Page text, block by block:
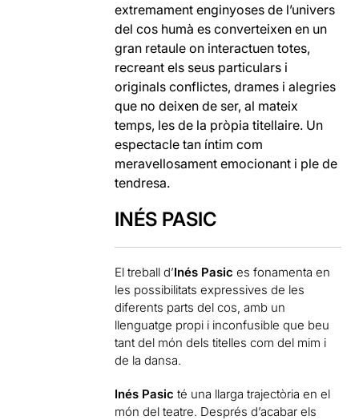
extremament enginyoses de l’univers
del cos humà es converteixen en un
gran retaule on interactuen totes,
recreant els seus particulars i
originals conflictes, drames i alegries
que no deixen de ser, al mateix
temps, les de la pròpia titellaire. Un
espectacle tan íntim com
meravellosament emocionant i ple de
tendresa.
INÉS PASIC
El treball d’Inés Pasic es fonamenta en
les possibilitats expressives de les
diferents parts del cos, amb un
llenguatge propi i inconfusible que beu
tant del món dels titelles com del mim i
de la dansa.
Inés Pasic té una llarga trajectòria en el
món del teatre. Després d’acabar els